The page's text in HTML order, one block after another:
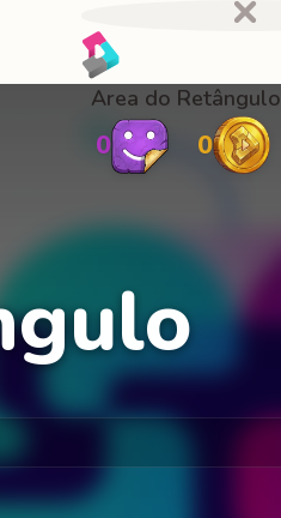
Area do Retângulo
0 0